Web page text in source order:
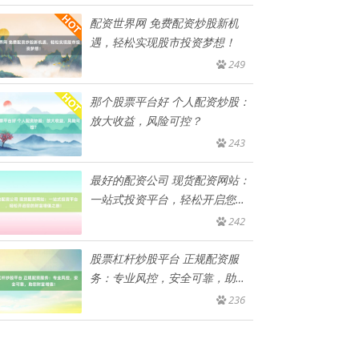
配资世界网 免费配资炒股新机
遇，轻松实现股市投资梦想！
249
那个股票平台好 个人配资炒股：
放大收益，风险可控？
243
最好的配资公司 现货配资网站：
一站式投资平台，轻松开启您的
242
股票杠杆炒股平台 正规配资服
务：专业风控，安全可靠，助您
236